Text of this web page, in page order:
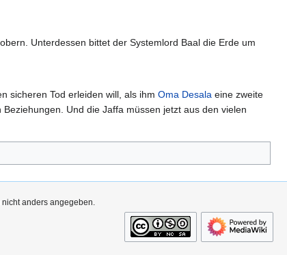
Unterdessen bittet der Systemlord Baal die Erde um
sicheren Tod erleiden will, als ihmOma Desala eine zweite
Und die Jaffa müssen jetzt aus den vielen
nicht anders angegeben.